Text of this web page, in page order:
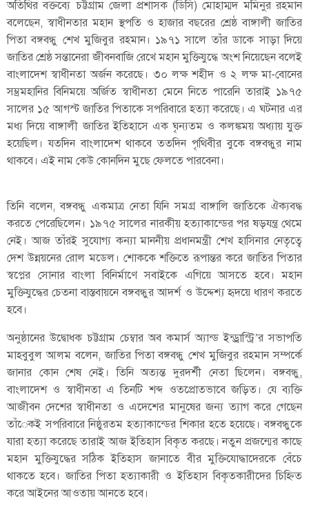
অতিথির বক্তব্যে চট্টগ্রাম জেলা প্রশাসক (ডিসি) মোহাম্মদ মমিনুর রহমান
বলেছেন, স্বাধীনতার মহান স্থপতি ও হাজার বছরের শ্রেষ্ঠ বাঙ্গালী জাতির
পিতা বঙ্গবন্ধু শেখ মুজিবুর রহমান। ১৯৭১ সালে তাঁর ডাকে সাড়া দিয়ে
জাতির শ্রেষ্ঠ সন্তানেরা জীবনবাজি রেখে মহান মুক্তিযুদ্ধে অংশ নিয়েছেন বলেই
বাংলাদেশ স্বাধীনতা অর্জন করেছে। ৩০ লক্ষ শহীদ ও ২ লক্ষ মা-বোনের
সম্ভ্রমহানির বিনিময়ে অর্জিত স্বাধীনতা মেনে নিতে পারেনি তারাই ১৯৭৫
সালের ১৫ আগস্ট জাতির পিতাকে সপরিবারে হত্যা করেছে। এ ঘটনার এর
মধ্য দিয়ে বাঙ্গালী জাতির ইতিহাসে এক ঘৃন্যতম ও কলঙ্কময় অধ্যায় যুক্ত
হয়েছিল। যতদিন বাংলাদেশ থাকবে ততদিন পৃথিবীর বুকে বঙ্গবন্ধুর নাম
থাকবে। এই নাম কেউ কোনদিন মুছে ফেলতে পারবেনা।
তিনি বলেন, বঙ্গবন্ধু একমাত্র নেতা যিনি সমগ্র বাঙ্গালি জাতিকে ঐক্যবদ্ধ
করতে পেরেছিলেন। ১৯৭৫ সালের নারকীয় হত্যাকান্ডের পর ষড়যন্ত্র থেমে
নেই। আজ তাঁরই সুযোগ্য কন্যা মাননীয় প্রধানমন্ত্রী শেখ হাসিনার নেতৃত্বে
দেশ উন্নয়নের রোল মডেল। শোককে শক্তিতে রূপান্তর করে জাতির পিতার
স্বপ্নের সোনার বাংলা বিনির্মাণে সবাইকে এগিয়ে আসতে হবে। মহান
মুক্তিযুদ্ধের চেতনা বাস্তবায়নে বঙ্গবন্ধুর আদর্শ ও উদ্দেশ্য হৃদয়ে ধারণ করতে
হবে।
অনুষ্ঠানের উদ্বোধক চট্টগ্রাম চেম্বার অব কমার্স অ্যান্ড ইন্ড্রাস্ট্রি’র সভাপতি
মাহবুবুল আলম বলেন, জাতির পিতা বঙ্গবন্ধু শেখ মুজিবুর রহমান সম্পর্কে
জানার কোন শেষ নেই। তিনি অত্যন্ত দুরদর্শী নেতা ছিলেন। বঙ্গবন্ধু,
বাংলাদেশ ও স্বাধীনতা এ তিনটি শব্দ ওতপ্রোতভাবে জড়িত। যে ব্যক্তি
আজীবন দেশের স্বাধীনতা ও এদেশের মানুষের জন্য ত্যাগ করে গেছেন
তাঁেকই সপরিবারে নিষ্ঠুরতম হত্যাকান্ডের শিকার হতে হয়েছে। বঙ্গবন্ধুকে
যারা হত্যা করেছে তারাই আজ ইতিহাস বিকৃত করছে। নতুন প্রজন্মের কাছে
মহান মুক্তিযুদ্ধের সঠিক ইতিহাস জানাতে বীর মুক্তিযোদ্ধাদেরকে বেঁচে
থাকতে হবে। জাতির পিতা হত্যাকারী ও ইতিহাস বিকৃতকারীদের চিহ্নিত
করে আইনের আওতায় আনতে হবে।